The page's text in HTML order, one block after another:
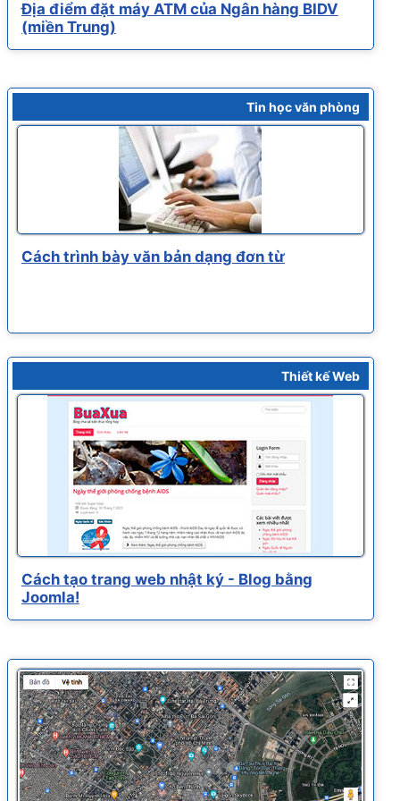
Địa điểm đặt máy ATM của Ngân hàng BIDV
(miền Trung)
Tin học văn phòng
Cách trình bày văn bản dạng đơn từ
Thiết kế Web
Cách tạo trang web nhật ký - Blog bằng
Joomla!